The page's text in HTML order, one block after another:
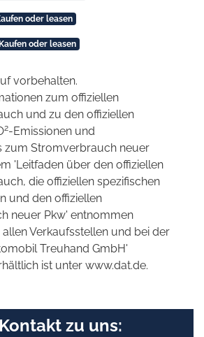
oder leasen
oder leasen
vorbehalten.
zum offiziellen
und zu den offiziellen
2-Emissionen und
zum Stromverbrauch neuer
'Leitfaden über den offiziellen
die offiziellen spezifischen
und den offiziellen
neuer Pkw' entnommen
Verkaufsstellen und bei der
Treuhand GmbH'
ist unter www.dat.de.
zu uns: